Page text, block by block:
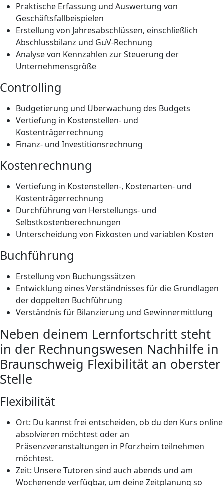
Praktische Erfassung und Auswertung von
Geschäftsfallbeispielen
Erstellung von Jahresabschlüssen, einschließlich
Abschlussbilanz und GuV-Rechnung
Analyse von Kennzahlen zur Steuerung der
Unternehmensgröße
Controlling
Budgetierung und Überwachung des Budgets
Vertiefung in Kostenstellen- und
Kostenträgerrechnung
Finanz- und Investitionsrechnung
Kostenrechnung
Vertiefung in Kostenstellen-, Kostenarten- und
Kostenträgerrechnung
Durchführung von Herstellungs- und
Selbstkostenberechnungen
Unterscheidung von Fixkosten und variablen Kosten
Buchführung
Erstellung von Buchungssätzen
Entwicklung eines Verständnisses für die Grundlagen
der doppelten Buchführung
Verständnis für Bilanzierung und Gewinnermittlung
Neben deinem Lernfortschritt steht
in der Rechnungswesen Nachhilfe in
Braunschweig Flexibilität an oberster
Stelle
Flexibilität
Ort: Du kannst frei entscheiden, ob du den Kurs online
absolvieren möchtest oder an
Präsenzveranstaltungen in Pforzheim teilnehmen
möchtest.
Zeit: Unsere Tutoren sind auch abends und am
Wochenende verfügbar, um deine Zeitplanung so